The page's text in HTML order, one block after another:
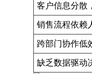
客户信息分散
销售流程依赖
跨部门协作低
缺乏数据驱动